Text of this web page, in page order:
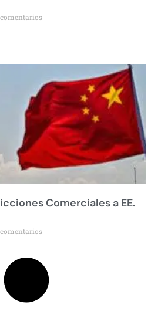
Comerciales a EE.